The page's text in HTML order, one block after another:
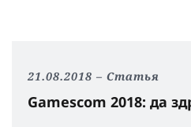
21.08.2018 Статья
Gamescom 2018: да